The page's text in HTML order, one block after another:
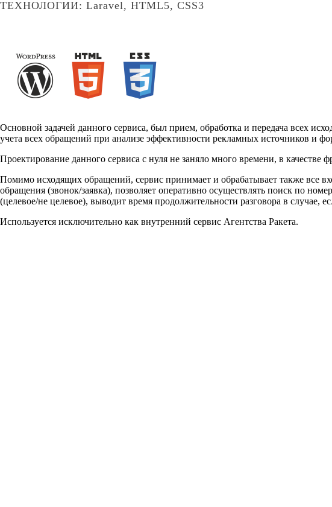
ТЕХНОЛОГИИ: Laravel, HTML5, CSS3
Основной задачей данного сервиса, был прием, обработка и передача всех
учета всех обращений при анализе эффективности рекламных источников и
Проектирование данного сервиса с нуля не заняло много времени, в
Помимо исходящих обращений, сервис принимает и обрабатывает также все
обращения (звонок/заявка), позволяет оперативно осуществлять поиск по
(целевое/не целевое), выводит время продолжительности разговора в случае,
Используется исключительно как внутренний сервис Агентства Ракета.